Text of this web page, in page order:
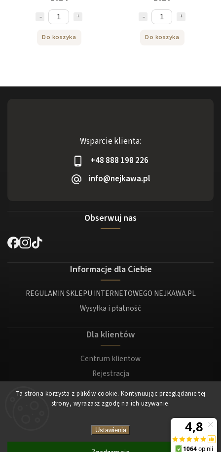
Ta strona korzysta z plików cookie. Kontynuując przeglądanie tej
strony, wyrażasz zgodę na ich używanie.
Ustawienia
Do koszyka Do koszyka
Wsparcie klienta:
+48 888 198 226
info@nejkawa.pl
Obserwuj nas
Informacje dla Ciebie
REGULAMIN SKLEPU INTERNETOWEGO NEJKAWA.PL
Wysyłka i płatność
Dla klientów
Centrum klientow
Rejestracja
Zaloguj sie
Nejkawa. Wszystkie prawa zastrzeżone.